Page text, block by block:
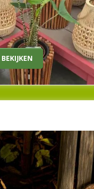
voor binnen en buiten van
de merken Capi, Elho en
Mega Collections.
potterie bekijken bij
ons in het tuincentrum.
goed te onderhouden, is
vindt u alles wat nodig is
bijvoorbeeld aan
nodig voor uw gazon of
struik?